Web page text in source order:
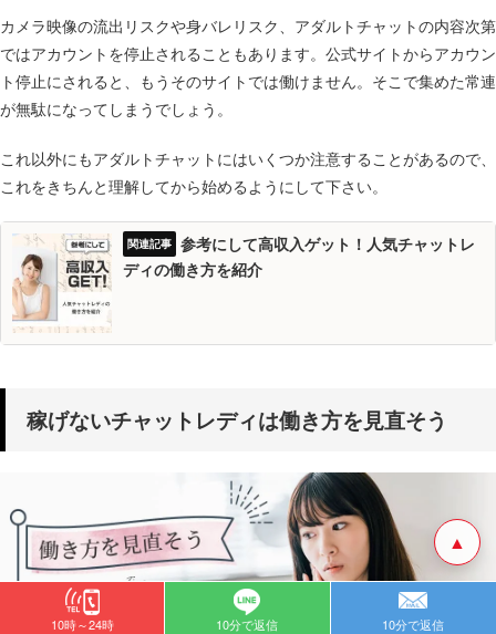
カメラ映像の流出リスクや身バレリスク、アダルトチャットの内容次第
ではアカウントを停止されることもあります。公式サイトからアカウン
ト停止にされると、もうそのサイトでは働けません。そこで集めた常連
が無駄になってしまうでしょう。
これ以外にもアダルトチャットにはいくつか注意することがあるので、
これをきちんと理解してから始めるようにして下さい。
参考にして高収入ゲット！人気チャットレ
ディの働き方を紹介
稼げないチャットレディは働き方を見直そう
▲
10時～24時 10分で返信 10分で返信